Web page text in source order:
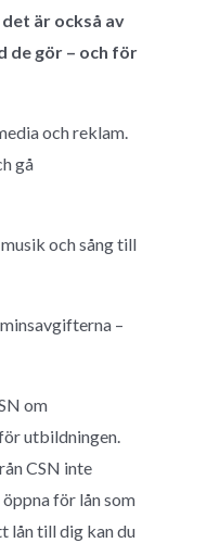
är också av
de gör – och för
och reklam.
gå
och sång till
–
om
utbildningen.
CSN inte
för lån som
lån till dig kan du